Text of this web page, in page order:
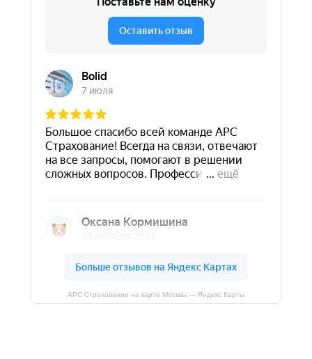
АРС Страхование на карте Москвы — Яндекс Карты
Отправить
Чтобы задать свой
контактные данные
Мы перезвоним
и проконсультируем